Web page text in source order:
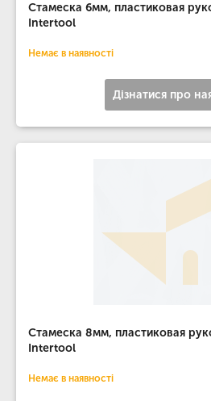
Стамеска 6мм, пластиковая
Intertool
Немає в наявності
Дізнатися про
Стамеска 8мм, пластиковая
Intertool
Немає в наявності